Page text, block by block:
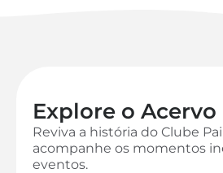
Explore o
Reviva a história do Clube
acompanhe os momentos
eventos.